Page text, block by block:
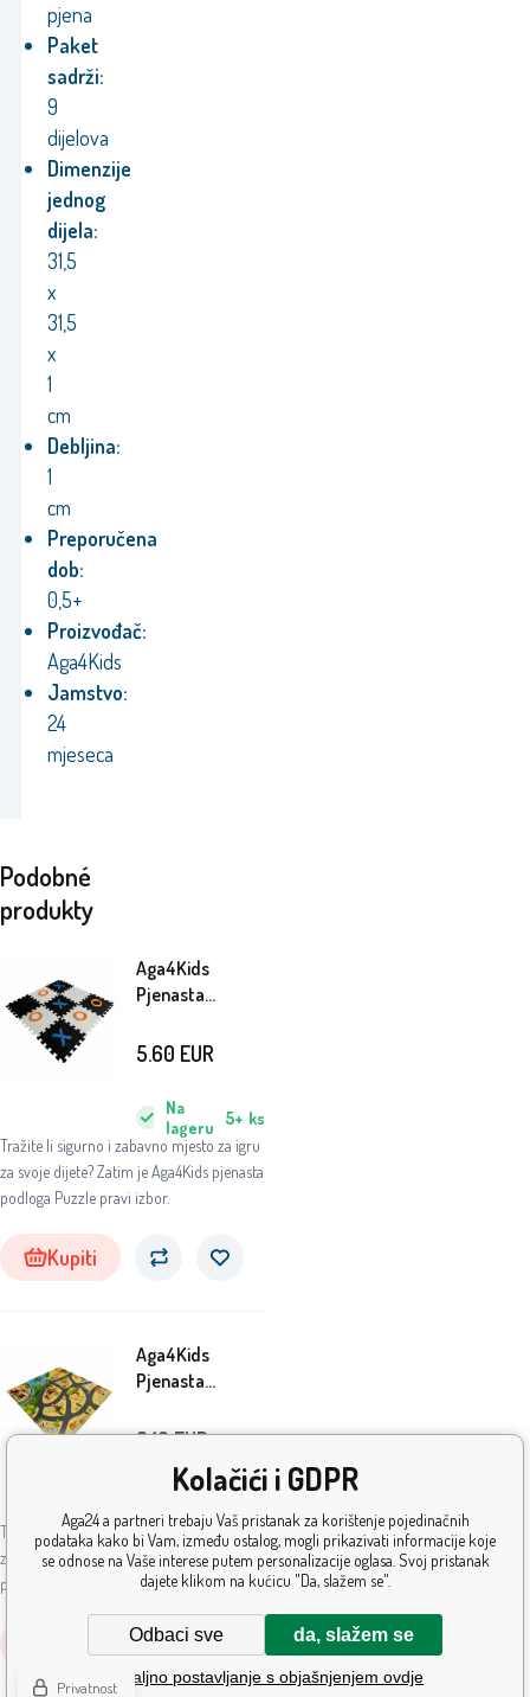
pjena
Paket
sadrži:
9
dijelova
Dimenzije
jednog
dijela:
31,5
x
31,5
x
1
cm
Debljina:
1
cm
Preporučena
dob:
0,5+
Proizvođač:
Aga4Kids
Jamstvo:
24
mjeseca
Podobné
produkty
Aga4Kids
Pjenasta
DS531
Tražite li sigurno i zabavno mjesto za igru
za svoje dijete? Zatim je Aga4Kids pjenasta
podloga Puzzle pravi izbor.
Na
lageru
5+ ks
5.60 EUR
Kupiti
Aga4Kids
Pjenasta
DS533
Tražite li sigurno i zabavno mjesto za igru
za svoje dijete? Zatim je Aga4Kids pjenasta
podloga Puzzle pravi izbor.
Na
lageru
8.10EUR
Kolačići i GDPR
Aga24 a partneri trebaju Vaš pristanak za korištenje pojedinačnih
podataka kako bi Vam, između ostalog, mogli prikazivati informacije koje
se odnose na Vaše interese putem personalizacije oglasa. Svoj pristanak
dajete klikom na kućicu "Da, slažem se".
Odbaci sve da, slažem se
Detaljno postavljanje s objašnjenjem ovdje
Privatnost